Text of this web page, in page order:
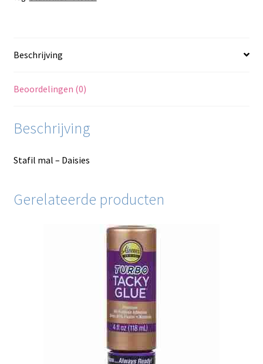
Beschrijving
Beoordelingen (0)
Beschrijving
Stafil mal – Daisies
Gerelateerde producten